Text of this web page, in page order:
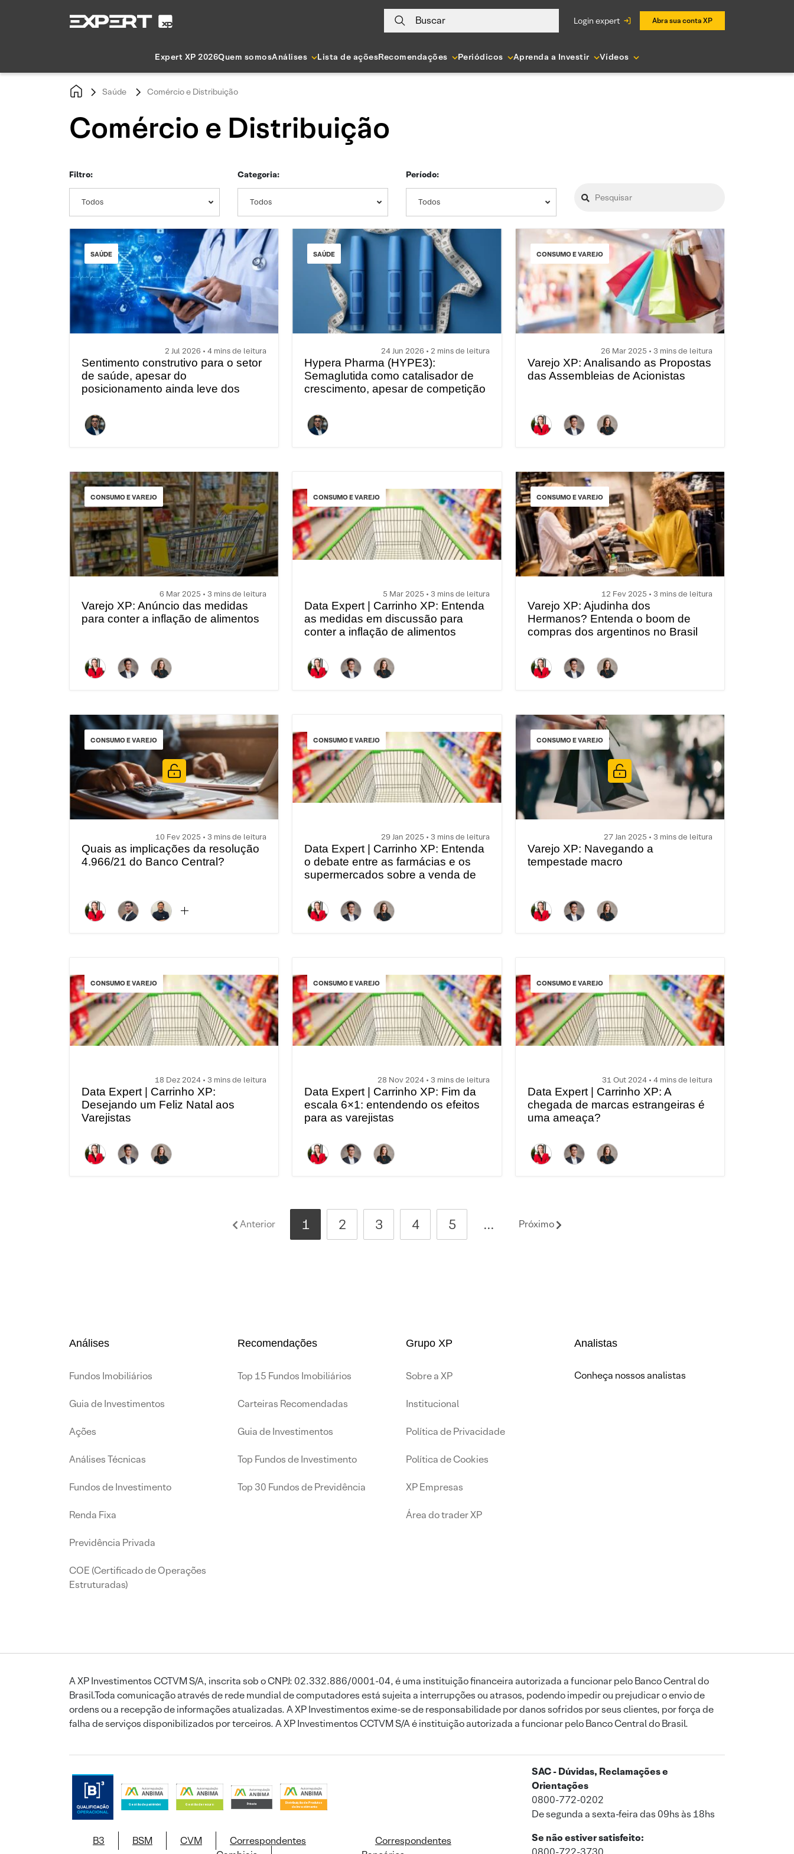
Buscar login expert Abra sua conta XP
Expert XP 2026Quem somosAnálises Lista de açõesRecomendações Periódicos Aprenda a Investir Vídeos
Saúde Comércio e Distribuição
Comércio e Distribuição
Filtro:
Todos
Categoria:
Todos
Período:
Todos
SAÚDE
2 Jul 2026 • 4 mins de leitura
Sentimento construtivo para o setor
de saúde, apesar do
posicionamento ainda leve dos
SAÚDE
24 Jun 2026 • 2 mins de leitura
Hypera Pharma (HYPE3):
Semaglutida como catalisador de
crescimento, apesar de competição
CONSUMO E VAREJO
26 Mar 2025 • 3 mins de leitura
Varejo XP: Analisando as Propostas
das Assembleias de Acionistas
CONSUMO E VAREJO
6 Mar 2025 • 3 mins de leitura
Varejo XP: Anúncio das medidas
para conter a inflação de alimentos
CONSUMO E VAREJO
5 Mar 2025 • 3 mins de leitura
Data Expert | Carrinho XP: Entenda
as medidas em discussão para
conter a inflação de alimentos
CONSUMO E VAREJO
12 Fev 2025 • 3 mins de leitura
Varejo XP: Ajudinha dos
Hermanos? Entenda o boom de
compras dos argentinos no Brasil
CONSUMO E VAREJO
10 Fev 2025 • 3 mins de leitura
Quais as implicações da resolução
4.966/21 do Banco Central?
CONSUMO E VAREJO
29 Jan 2025 • 3 mins de leitura
Data Expert | Carrinho XP: Entenda
o debate entre as farmácias e os
supermercados sobre a venda de
CONSUMO E VAREJO
27 Jan 2025 • 3 mins de leitura
Varejo XP: Navegando a
tempestade macro
CONSUMO E VAREJO
18 Dez 2024 • 3 mins de leitura
Data Expert | Carrinho XP:
Desejando um Feliz Natal aos
Varejistas
CONSUMO E VAREJO
28 Nov 2024 • 3 mins de leitura
Data Expert | Carrinho XP: Fim da
escala 6×1: entendendo os efeitos
para as varejistas
CONSUMO E VAREJO
31 Out 2024 • 4 mins de leitura
Data Expert | Carrinho XP: A
chegada de marcas estrangeiras é
uma ameaça?
Anterior 1 2 3 4 5 ... Próximo
Análises
Fundos Imobiliários
Guia de Investimentos
Ações
Análises Técnicas
Fundos de Investimento
Renda Fixa
Previdência Privada
COE (Certificado de Operações
Estruturadas)
Recomendações
Top 15 Fundos Imobiliários
Carteiras Recomendadas
Guia de Investimentos
Top Fundos de Investimento
Top 30 Fundos de Previdência
Grupo XP
Sobre a XP
Institucional
Política de Privacidade
Política de Cookies
XP Empresas
Área do trader XP
Analistas
Conheça nossos analistas
A XP Investimentos CCTVM S/A, inscrita sob o CNPJ: 02.332.886/0001-04, é uma instituição financeira autorizada a funcionar pelo Banco Central do
Brasil.Toda comunicação através de rede mundial de computadores está sujeita a interrupções ou atrasos, podendo impedir ou prejudicar o envio de
ordens ou a recepção de informações atualizadas. A XP Investimentos exime-se de responsabilidade por danos sofridos por seus clientes, por força de
falha de serviços disponibilizados por terceiros. A XP Investimentos CCTVM S/A é instituição autorizada a funcionar pelo Banco Central do Brasil.
B3 BSM CVM
Correspondentes
Correspondentes
SAC - Dúvidas, Reclamações e
Orientações
0800-772-0202
De segunda a sexta-feira das 09hs às 18hs
Se não estiver satisfeito: